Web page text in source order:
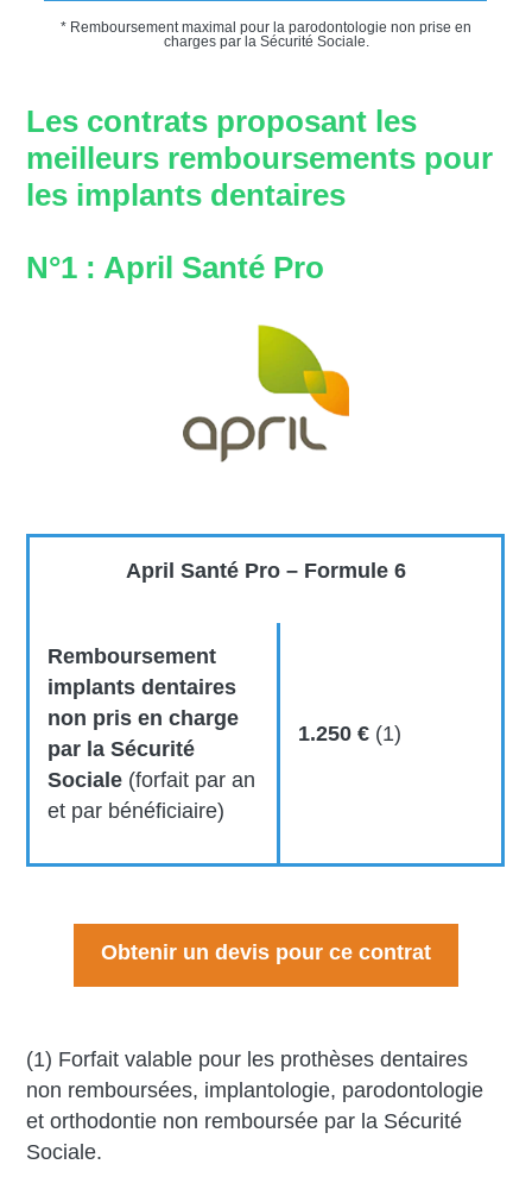
* Remboursement maximal pour la parodontologie non prise en
charges par la Sécurité Sociale.
Les contrats proposant les
meilleurs remboursements pour
les implants dentaires
N°1 : April Santé Pro
April Santé Pro – Formule 6
Remboursement
implants dentaires
non pris en charge
par la Sécurité
Sociale (forfait par an
et par bénéficiaire)
1.250 € (1)
Obtenir un devis pour ce contrat
(1) Forfait valable pour les prothèses dentaires
non remboursées, implantologie, parodontologie
et orthodontie non remboursée par la Sécurité
Sociale.